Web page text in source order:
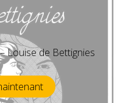
Louise de Bettignies